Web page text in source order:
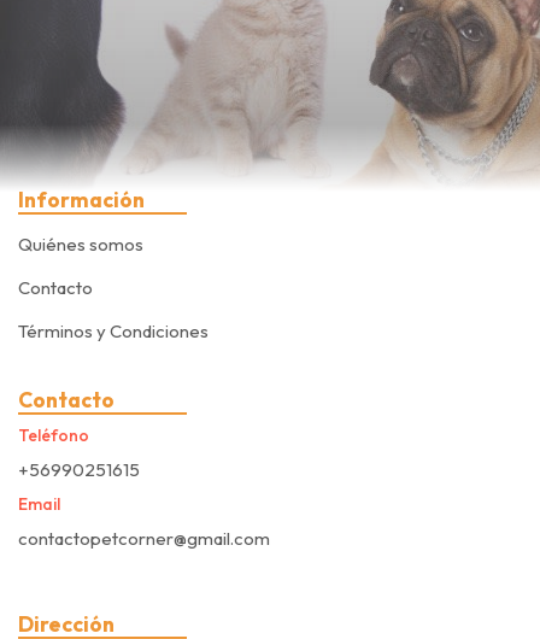
Información
Quiénes somos
Contacto
Términos y Condiciones
Contacto
Teléfono
+56990251615
Email
contactopetcorner@gmail.com
Dirección